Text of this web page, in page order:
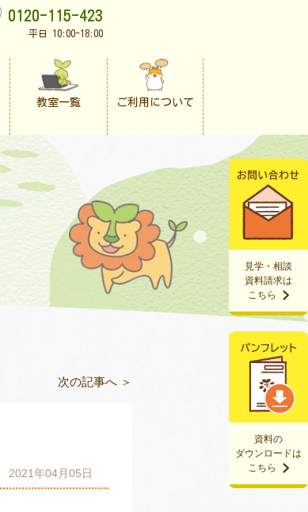
0120-115-423
平日 10:00-18:00
教室一覧 ご利用について
資料の
ダウンロードは
こちら
見学・相談
資料請求は
こちら
次の記事へ ＞
2021年04月05日